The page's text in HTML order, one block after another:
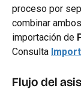
proceso por
combinar
importación de
Consulta
Flujo del